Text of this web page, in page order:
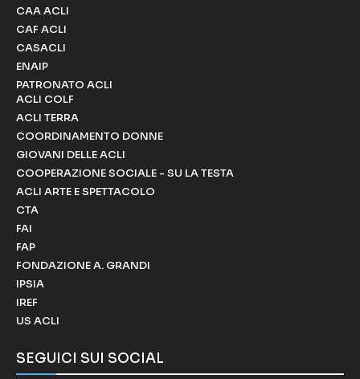
CAA ACLI
CAF ACLI
CASACLI
ENAIP
PATRONATO ACLI
ACLI COLF
ACLI TERRA
COORDINAMENTO DONNE
GIOVANI DELLE ACLI
COOPERAZIONE SOCIALE - SU LA TESTA
ACLI ARTE E SPETTACOLO
CTA
FAI
FAP
FONDAZIONE A. GRANDI
IPSIA
IREF
US ACLI
SEGUICI SUI SOCIAL